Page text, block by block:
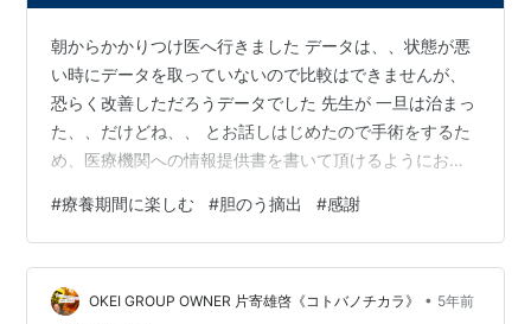
朝からかかりつけ医へ行きました データは、、状態が悪
い時にデータを取っていないので比較はできませんが、
恐らく改善しただろうデータでした 先生が 一旦は治まっ
た、、だけどね、、 とお話しはじめたので手術をするた
め、医療機関への情報提供書を書いて頂けるようにお願
し 胆石があると炎症、感染を起こし敗血症を起こし重篤
な状態となることもあるんですね。。 特に、私みたいに
自分の身体に無頓着な人間は危うい。。（笑） このタイ
ミングは良かったと思います そして午後から紹介して頂
#療養期間に楽しむ #胆のう摘出 #感謝
OKEI GROUP OWNER 片寄雄啓《コトバノチカラ》 • 5年前